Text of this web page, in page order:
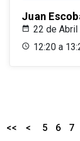
Juan
22 de
12:20 a
<< < 5 6 7